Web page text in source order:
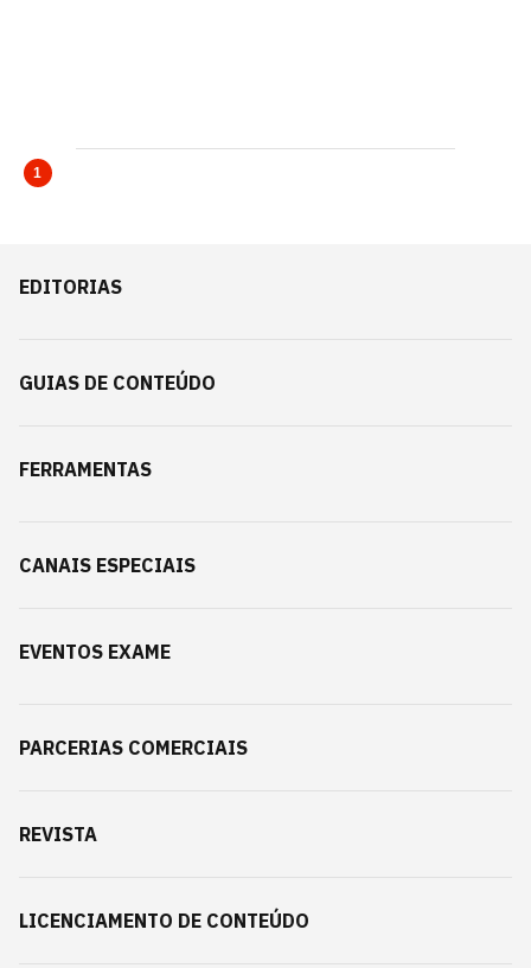
1
EDITORIAS
GUIAS DE CONTEÚDO
FERRAMENTAS
CANAIS ESPECIAIS
EVENTOS EXAME
PARCERIAS COMERCIAIS
REVISTA
LICENCIAMENTO DE CONTEÚDO